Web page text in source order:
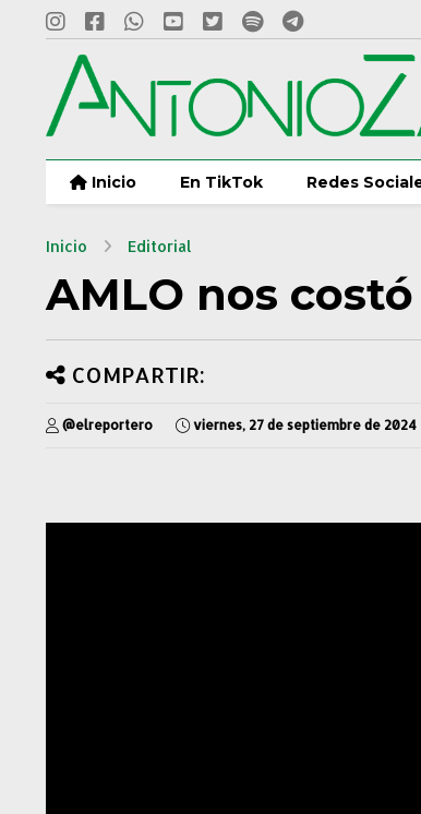
Inicio En TikTok Redes
Inicio Editorial
AMLO nos
COMPARTIR:
@elreportero viernes, 27 de septiembre de 2024